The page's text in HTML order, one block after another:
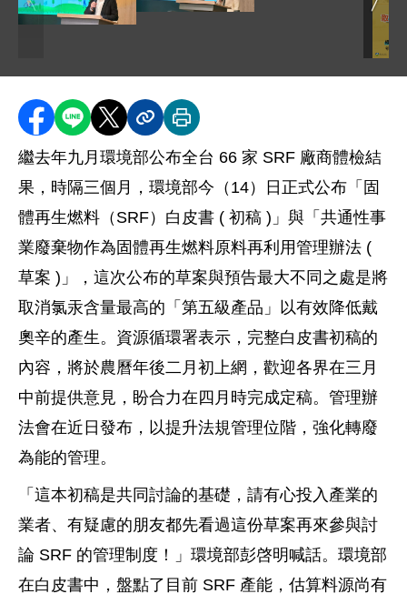
圖片說明：2. 環境部沈志修次長說明資源循環應優
圖片說明：3. 循環署賴瑩瑩署長說
圖片說明：SRF 白
圖片為環境部針對
分享至 Facebook
分享到 LINE
分享到 X分享內容連結
列印本頁
繼去年九月環境部公布全台 66 家 SRF 廠商體檢結
果，時隔三個月，環境部今（14）日正式公布「固
體再生燃料（SRF）白皮書 ( 初稿 )」與「共通性事
業廢棄物作為固體再生燃料原料再利用管理辦法 (
草案 )」，這次公布的草案與預告最大不同之處是將
取消氯汞含量最高的「第五級產品」以有效降低戴
奧辛的產生。資源循環署表示，完整白皮書初稿的
內容，將於農曆年後二月初上網，歡迎各界在三月
中前提供意見，盼合力在四月時完成定稿。管理辦
法會在近日發布，以提升法規管理位階，強化轉廢
為能的管理。
「這本初稿是共同討論的基礎，請有心投入產業的
業者、有疑慮的朋友都先看過這份草案再來參與討
論 SRF 的管理制度！」環境部彭啓明喊話。環境部
在白皮書中，盤點了目前 SRF 產能，估算料源尚有